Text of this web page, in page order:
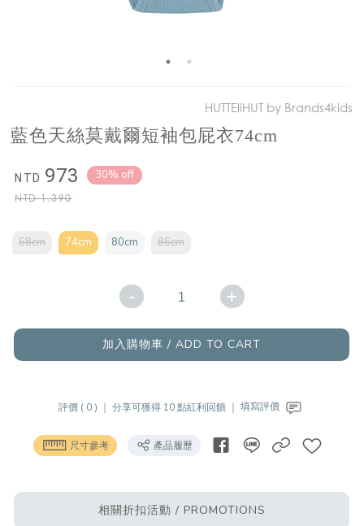
HUTTEliHUT by Brands4kids
藍色天絲莫戴爾短袖包屁衣74cm
NTD 973
NTD1,390
30% off
68cm 74cm 80cm 86cm
- +
加入購物車 / ADD TO CART
評價 ( 0 ) ｜分享可獲得 10 點紅利回饋 ｜填寫評價
尺寸參考 產品履歷
相關折扣活動 / PROMOTIONS